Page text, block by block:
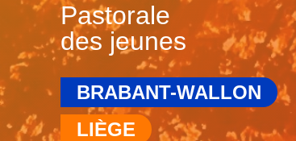
Pastorale
des jeunes
BRABANT-WALLON
LIÈGE